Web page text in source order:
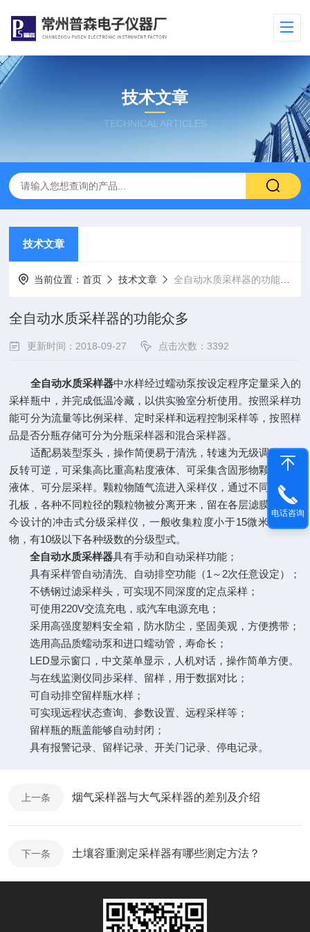
技术文章
TECHNICAL ARTICLES
技术文章
当前位置：首页 技术文章 全自动水质采样器的功能众多
全自动水质采样器的功能众多
更新时间：2018-09-27 点击次数：3392
全自动水质采样器中水样经过蠕动泵按设定程序定量采入的
采样瓶中，并完成低温冷藏，以供实验室分析使用。按照采样功
能可分为流量等比例采样、定时采样和远程控制采样等，按照样
品是否分瓶存储可分为分瓶采样器和混合采样器。
适配易装型泵头，操作简便易于清洗，转速为无级调速，正
反转可逆，可采集高比重高粘度液体、可采集含固形物颗粒混悬
液体、可分层采样。颗粒物随气流进入采样仪，通过不同孔径的
孔板，各种不同粒径的颗粒物被分离开来，留在各层滤膜上。现
今设计的冲击式分级采样仪，一般收集粒度小于15微米的颗粒
物，有10级以下各种级数的分级型式。
全自动水质采样器具有手动和自动采样功能；
具有采样管自动清洗、自动排空功能（1～2次任意设定）；
不锈钢过滤采样头，可实现不同深度的定点采样；
可使用220V交流充电，或汽车电源充电；
采用高强度塑料安全箱，防水防尘，坚固美观，方便携带；
选用高品质蠕动泵和进口蠕动管，寿命长；
LED显示窗口，中文菜单显示，人机对话，操作简单方便。
与在线监测仪同步采样、留样，用于数据对比；
可自动排空留样瓶水样；
可实现远程状态查询、参数设置、远程采样等；
留样瓶的瓶盖能够自动封闭；
具有报警记录、留样记录、开关门记录、停电记录。
上一条 烟气采样器与大气采样器的差别及介绍
下一条 土壤容重测定采样器有哪些测定方法？
电话咨询